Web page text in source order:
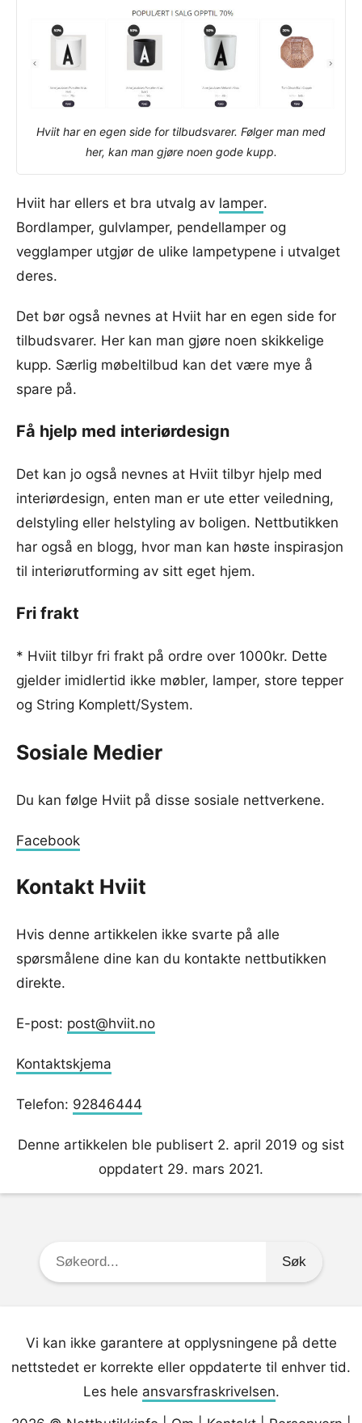
Hviit har en egen side for tilbudsvarer. Følger man med
her, kan man gjøre noen gode kupp.
Hviit har ellers et bra utvalg av lamper.
Bordlamper, gulvlamper, pendellamper og
vegglamper utgjør de ulike lampetypene i utvalget
deres.
Det bør også nevnes at Hviit har en egen side for
tilbudsvarer. Her kan man gjøre noen skikkelige
kupp. Særlig møbeltilbud kan det være mye å
spare på.
Få hjelp med interiørdesign
Det kan jo også nevnes at Hviit tilbyr hjelp med
interiørdesign, enten man er ute etter veiledning,
delstyling eller helstyling av boligen. Nettbutikken
har også en blogg, hvor man kan høste inspirasjon
til interiørutforming av sitt eget hjem.
Fri frakt
* Hviit tilbyr fri frakt på ordre over 1000kr. Dette
gjelder imidlertid ikke møbler, lamper, store tepper
og String Komplett/System.
Sosiale Medier
Du kan følge Hviit på disse sosiale nettverkene.
Facebook
Kontakt Hviit
Hvis denne artikkelen ikke svarte på alle
spørsmålene dine kan du kontakte nettbutikken
direkte.
E-post: post@hviit.no
Kontaktskjema
Telefon: 92846444
Denne artikkelen ble publisert 2. april 2019 og sist
oppdatert 29. mars 2021.
Søkeord:
Vi kan ikke garantere at opplysningene på dette
nettstedet er korrekte eller oppdaterte til enhver tid.
Les hele ansvarsfraskrivelsen.